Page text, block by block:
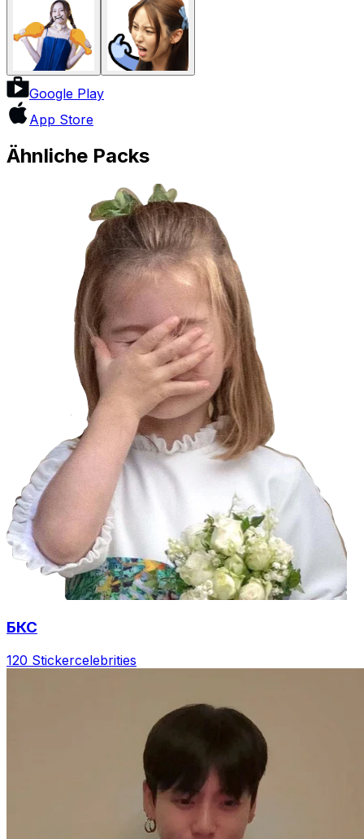
Google Play
App Store
Ähnliche Packs
БКС
120 Stickercelebrities